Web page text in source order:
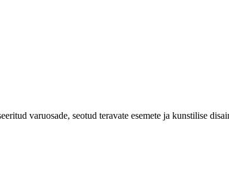
varuosade, seotud teravate esemete ja kunstilise